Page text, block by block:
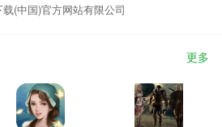
(中国)官方网站有限公司
更多